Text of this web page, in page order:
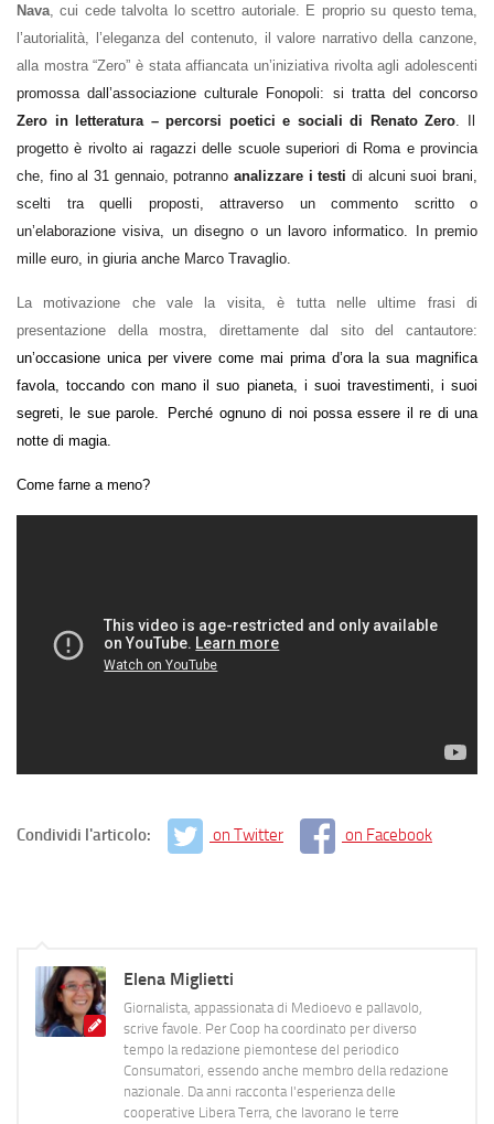
Nava , cui cede talvolta lo scettro autoriale. E proprio su questo tema,
l’autorialità, l’eleganza del contenuto, il valore narrativo della canzone,
alla mostra “Zero” è stata affiancata un’iniziativa rivolta agli adolescenti
promossa dall’associazione culturale Fonopoli: si tratta del concorso
Zero in letteratura – percorsi poetici e sociali di Renato Zero . Il
progetto è rivolto ai ragazzi delle scuole superiori di Roma e provincia
che, fino al 31 gennaio, potranno analizzare i testi di alcuni suoi brani,
scelti tra quelli proposti, attraverso un commento scritto o
un’elaborazione visiva, un disegno o un lavoro informatico. In premio
mille euro, in giuria anche Marco Travaglio.
La motivazione che vale la visita, è tutta nelle ultime frasi di
presentazione della mostra, direttamente dal sito del cantautore:
un’occasione unica per vivere come mai prima d’ora la sua magnifica
favola, toccando con mano il suo pianeta, i suoi travestimenti, i suoi
segreti, le sue parole. Perché ognuno di noi possa essere il re di una
notte di magia.
Come farne a meno?
Condividi l'articolo: on Twitter on Facebook
Elena Miglietti
Giornalista, appassionata di Medioevo e pallavolo,
scrive favole. Per Coop ha coordinato per diverso
tempo la redazione piemontese del periodico
Consumatori, essendo anche membro della redazione
nazionale. Da anni racconta l'esperienza delle
cooperative Libera Terra, che lavorano le terre